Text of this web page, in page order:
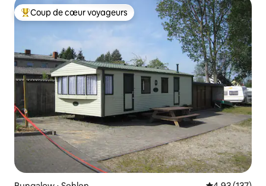
Coups de cœur voyageurs les plus appréciés
Coup de cœur voyageurs